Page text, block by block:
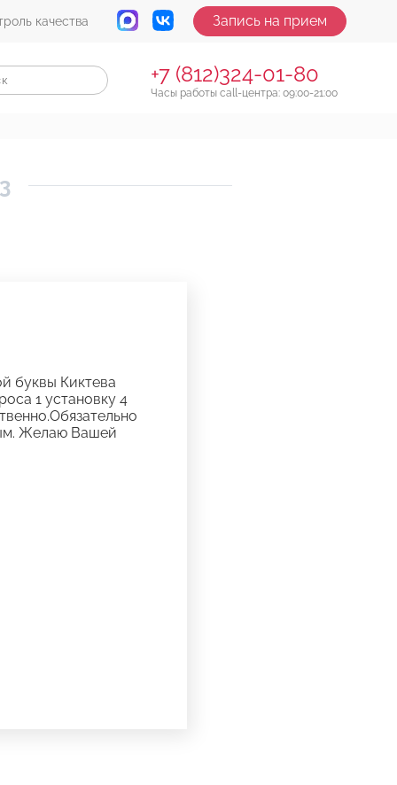
качества Запись на прием
+7 (812)324-01-80
Часы работы call-центра: 09:00-21:00
буквы Киктева
1 установку 4
Желаю Вашей